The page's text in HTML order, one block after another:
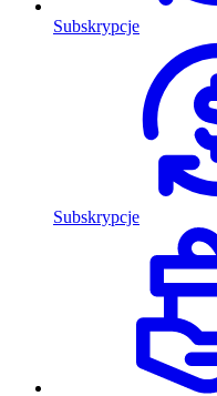
Subskrypcje
Subskrypcje